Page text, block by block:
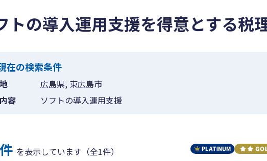
トの導入運用支援を得意とする税
在の検索条件
広島県, 東広島市
容
ソフトの導入運用支援
を表示しています（全1件）